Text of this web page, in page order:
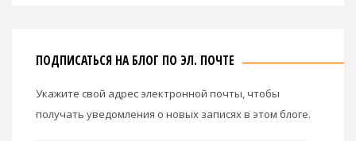
ПОДПИСАТЬСЯ НА БЛОГ ПО ЭЛ. ПОЧТЕ
Укажите свой адрес электронной почты, чтобы
получать уведомления о новых записях в этом блоге.